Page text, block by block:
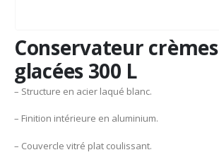
Conservateur crèmes
glacées 300 L
– Structure en acier laqué blanc.
– Finition intérieure en aluminium.
– Couvercle vitré plat coulissant.